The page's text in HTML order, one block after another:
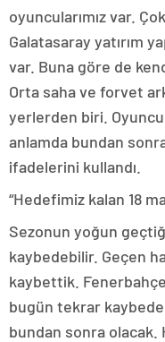
oyuncularımız var.
Galatasaray yatırım
var. Buna göre de
Orta saha ve forvet
yerlerden biri.
anlamda bundan
ifadelerini kullandı.
“Hedefimiz kalan 18
Sezonun yoğun
kaybedebilir. Geçen
kaybettik.
bugün tekrar
bundan sonra olacak.